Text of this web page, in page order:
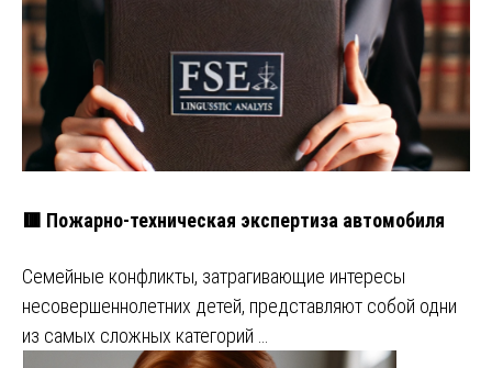
🟥 Пожарно-техническая экспертиза автомобиля
Семейные конфликты, затрагивающие интересы
несовершеннолетних детей, представляют собой одни
из самых сложных категорий …